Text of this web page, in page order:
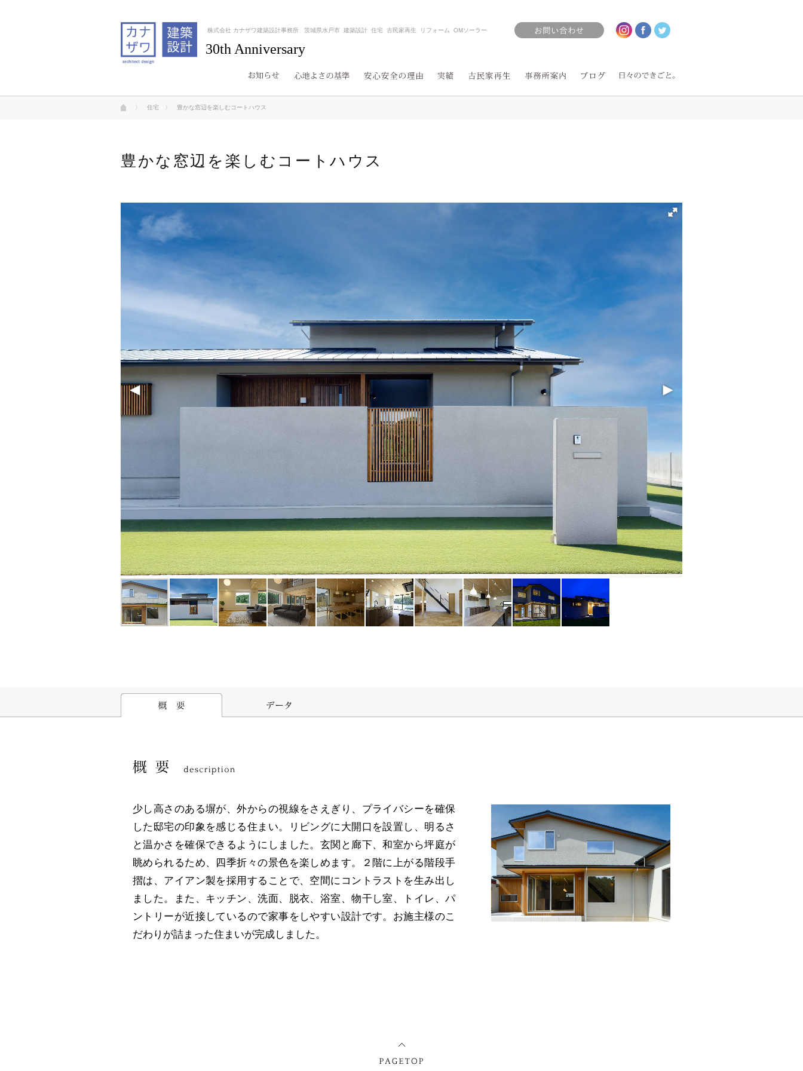
30th Anniversary
株式会社 カナザワ建築設計事務所 茨城県水戸市 建築設計 住宅 古民家再生 リフォーム OMソーラー
〉 住宅 〉 豊かな窓辺を楽しむコートハウス
豊かな窓辺を楽しむコートハウス
少し高さのある塀が、外からの視線をさえぎり、プライバシーを確保
した邸宅の印象を感じる住まい。リビングに大開口を設置し、明るさ
と温かさを確保できるようにしました。玄関と廊下、和室から坪庭が
眺められるため、四季折々の景色を楽しめます。２階に上がる階段手
摺は、アイアン製を採用することで、空間にコントラストを生み出し
ました。また、キッチン、洗面、脱衣、浴室、物干し室、トイレ、パ
ントリーが近接しているので家事をしやすい設計です。お施主様のこ
だわりが詰まった住まいが完成しました。